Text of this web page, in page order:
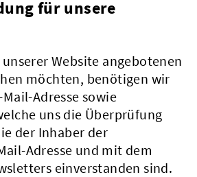
für unsere
Website angebotenen
möchten, benötigen wir
Adresse sowie
uns die Überprüfung
der Inhaber der
Adresse und mit dem
einverstanden sind.